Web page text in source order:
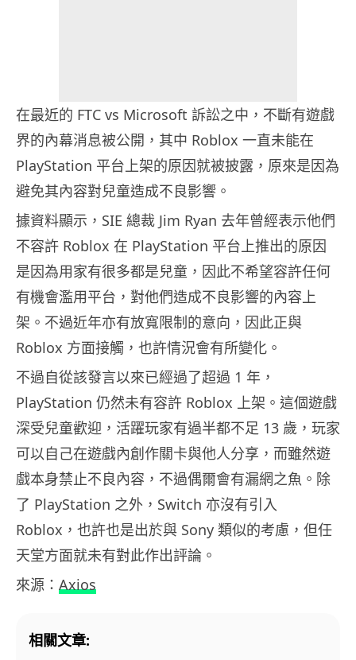
在最近的 FTC vs Microsoft 訴訟之中，不斷有遊戲
界的內幕消息被公開，其中 Roblox 一直未能在
PlayStation 平台上架的原因就被披露，原來是因為
避免其內容對兒童造成不良影響。
據資料顯示，SIE 總裁 Jim Ryan 去年曾經表示他們
不容許 Roblox 在 PlayStation 平台上推出的原因
是因為用家有很多都是兒童，因此不希望容許任何
有機會濫用平台，對他們造成不良影響的內容上
架。不過近年亦有放寬限制的意向，因此正與
Roblox 方面接觸，也許情況會有所變化。
不過自從該發言以來已經過了超過 1 年，
PlayStation 仍然未有容許 Roblox 上架。這個遊戲
深受兒童歡迎，活躍玩家有過半都不足 13 歲，玩家
可以自己在遊戲內創作關卡與他人分享，而雖然遊
戲本身禁止不良內容，不過偶爾會有漏網之魚。除
了 PlayStation 之外，Switch 亦沒有引入
Roblox，也許也是出於與 Sony 類似的考慮，但任
天堂方面就未有對此作出評論。
來源： Axios
相關文章: